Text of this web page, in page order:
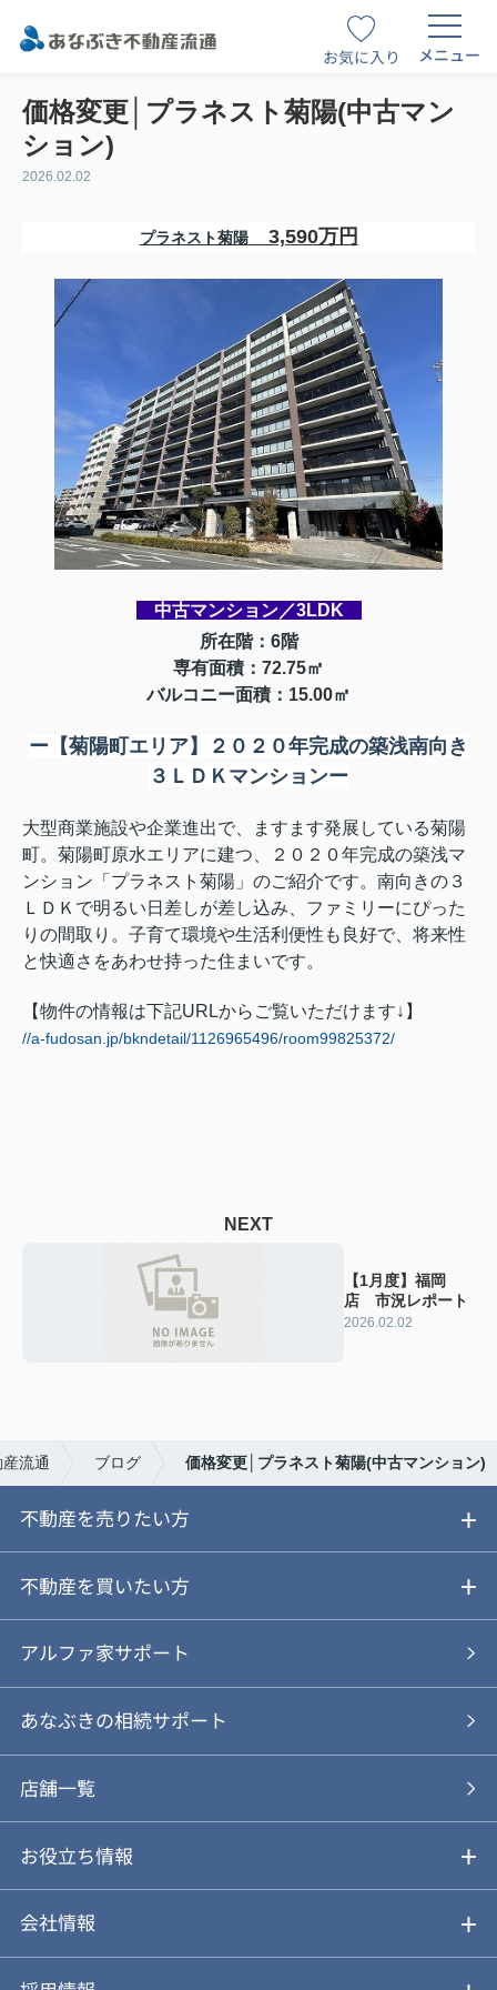
お気に入り メニュー
価格変更│プラネスト菊陽(中古マン
ション)
2026.02.02
プラネスト菊陽3,590万円
中古マンション／3LDK
所在階：6階
専有面積： 72.75㎡
バルコニー面積： 15.00㎡
ー 【菊陽町エリア】２０２０年完成の築浅南向き
３ＬＤＫマンションー
大型商業施設や企業進出で、ますます発展している菊陽
町。菊陽町原水エリアに建つ、２０２０年完成の築浅マ
ンション「プラネスト菊陽」のご紹介です。南向きの３
ＬＤＫで明るい日差しが差し込み、ファミリーにぴった
りの間取り。子育て環境や生活利便性も良好で、将来性
と快適さをあわせ持った住まいです。
【物件の情報は下記URLからご覧いただけます↓】
//a-fudosan.jp/bkndetail/1126965496/room99825372/
NEXT
【1月度】福岡
店 市況レポート
2026.02.02
流通 ブログ 価格変更│プラネスト菊陽(中古マンション)
不動産を売りたい方
ご売却ガイド
ご売却の流れ
あなぶきの仲介
あなぶきの買取
仲介と買取のメリット・デメリット
動画やパンフレットで見る
不動産を買いたい方
ご購入ガイド
物件を探す
購入の流れ
購入前も後も安心サポート
お気に入り
アルファ家サポート
あなぶきの相続サポート
店舗一覧
お役立ち情報
不動産Q&A
会社情報